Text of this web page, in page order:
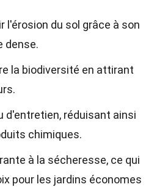
l'érosion du sol grâce à son
dense.
la biodiversité en attirant
d'entretien, réduisant ainsi
chimiques.
à la sécheresse, ce qui
pour les jardins économes